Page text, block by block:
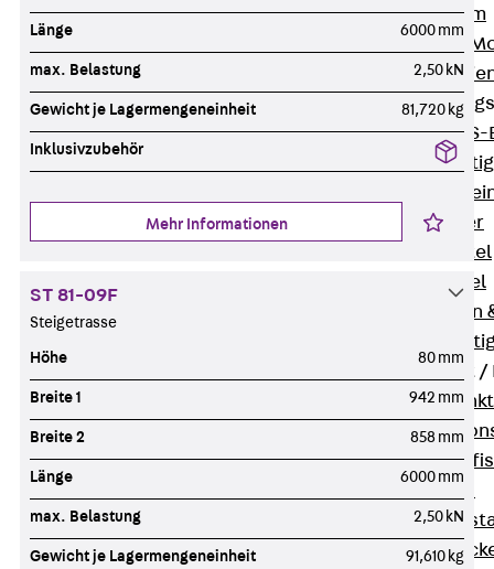
I-Stiel-System
PUK-STRUT-
C-Profil-
KTS-
Zurück
Dübel & Anker
Abhängemittel
Schraubmittel
Ankermuttern
Funktionserhalt
Zurück
Länge 6000 mm
max. Belastung 2,50 kN
Gewicht je Lagermengeneinheit 81,720 kg
Inklusivzubehör
Mehr Informationen
ST 81-09F
Steigetrasse
Höhe 80 mm
Breite 1 942 mm
Breite 2 858 mm
Länge 6000 mm
max. Belastung 2,50 kN
Gewicht je Lagermengeneinheit 91,610 kg